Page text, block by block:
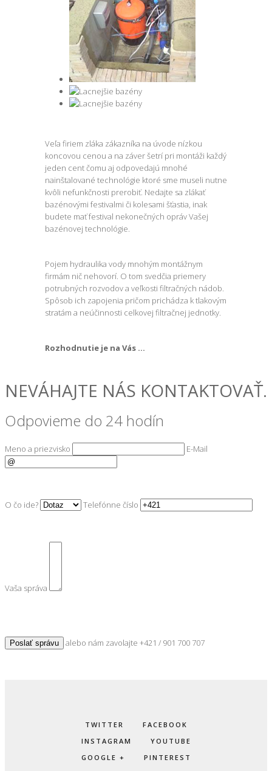
Veľa firiem zláka zákazníka na úvode nízkou
koncovou cenou a na záver šetrí pri montáži každý
jeden cent čomu aj odpovedajú mnohé
nainštalované technológie ktoré sme museli nutne
kvôli nefunkčnosti prerobiť. Nedajte sa zlákať
bazénovými festivalmi či kolesami šťastia, inak
budete mať festival nekonečných opráv Vašej
bazénovej technológie.
Pojem hydraulika vody mnohým montážnym
firmám nič nehovorí. O tom svedčia priemery
potrubných rozvodov a veľkosti filtračných nádob.
Spôsob ich zapojenia pričom prichádza k tlakovým
stratám a neúčinnosti celkovej filtračnej jednotky.
Rozhodnutie je na Vás …
NEVÁHAJTE NÁS KONTAKTOVAŤ.
Odpovieme do 24 hodín
Meno a priezvisko E-Mail
O čo ide? Telefónne číslo
Vaša správa
alebo nám zavolajte +421 / 901 700 707
TWITTER
FACEBOOK
INSTAGRAM
YOUTUBE
GOOGLE +
PINTEREST